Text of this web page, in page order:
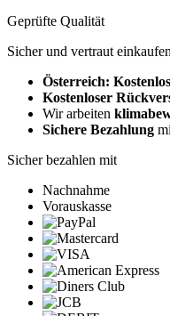
Geprüfte Qualität
Sicher und vertraut einkaufen
Österreich:
Kostenloser
Wir arbeiten
Sichere Bezahlung
Sicher bezahlen mit
Nachnahme
Vorauskasse